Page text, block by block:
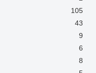
105
43
9
6
8